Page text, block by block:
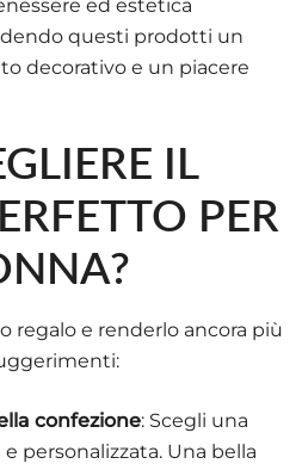
ed estetica
questi prodotti un
decorativo e un piacere
IL
PER
regalo e renderlo ancora più
confezione: Scegli una
personalizzata. Una bella